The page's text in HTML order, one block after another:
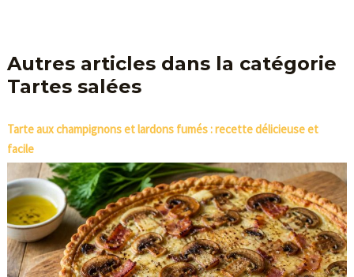
Autres articles dans la catégorie
Tartes salées
Tarte aux champignons et lardons fumés : recette délicieuse et
facile